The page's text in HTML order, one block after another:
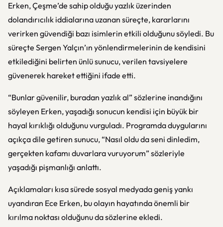
Erken, Çeşme’de sahip olduğu yazlık üzerinden
dolandırıcılık iddialarına uzanan süreçte, kararlarını
verirken güvendiği bazı isimlerin etkili olduğunu söyledi. Bu
süreçte Sergen Yalçın’ın yönlendirmelerinin de kendisini
etkilediğini belirten ünlü sunucu, verilen tavsiyelere
güvenerek hareket ettiğini ifade etti.
“Bunlar güvenilir, buradan yazlık al” sözlerine inandığını
söyleyen Erken, yaşadığı sonucun kendisi için büyük bir
hayal kırıklığı olduğunu vurguladı. Programda duygularını
açıkça dile getiren sunucu, “Nasıl oldu da seni dinledim,
gerçekten kafamı duvarlara vuruyorum” sözleriyle
yaşadığı pişmanlığı anlattı.
Açıklamaları kısa sürede sosyal medyada geniş yankı
uyandıran Ece Erken, bu olayın hayatında önemli bir
kırılma noktası olduğunu da sözlerine ekledi.